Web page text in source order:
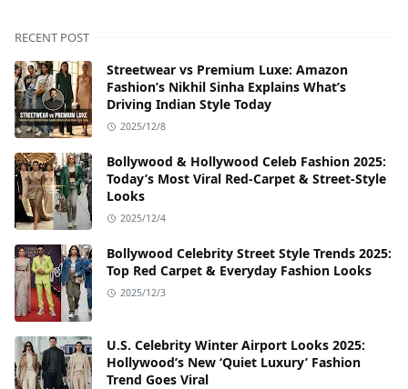
RECENT POST
Streetwear vs Premium Luxe: Amazon
Fashion’s Nikhil Sinha Explains What’s
Driving Indian Style Today
2025/12/8
Bollywood & Hollywood Celeb Fashion 2025:
Today’s Most Viral Red-Carpet & Street-Style
Looks
2025/12/4
Bollywood Celebrity Street Style Trends 2025:
Top Red Carpet & Everyday Fashion Looks
2025/12/3
U.S. Celebrity Winter Airport Looks 2025:
Hollywood’s New ‘Quiet Luxury’ Fashion
Trend Goes Viral